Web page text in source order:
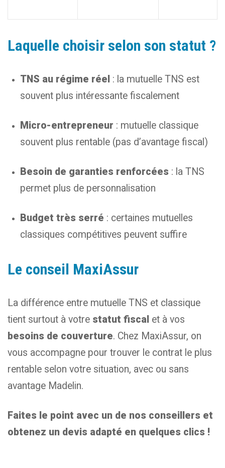
Laquelle choisir selon son statut ?
TNS au régime réel : la mutuelle TNS est
souvent plus intéressante fiscalement
Micro-entrepreneur : mutuelle classique
souvent plus rentable (pas d’avantage fiscal)
Besoin de garanties renforcées : la TNS
permet plus de personnalisation
Budget très serré : certaines mutuelles
classiques compétitives peuvent suffire
Le conseil MaxiAssur
La différence entre mutuelle TNS et classique
tient surtout à votre statut fiscal et à vos
besoins de couverture. Chez MaxiAssur, on
vous accompagne pour trouver le contrat le plus
rentable selon votre situation, avec ou sans
avantage Madelin.
Faites le point avec un de nos conseillers et
obtenez un devis adapté en quelques clics !